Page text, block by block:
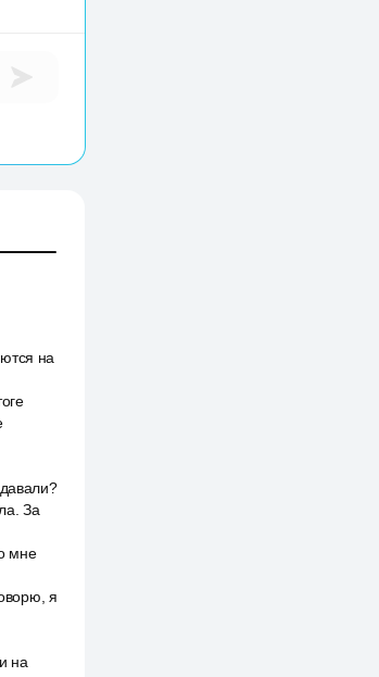
на
За
мне
я
на